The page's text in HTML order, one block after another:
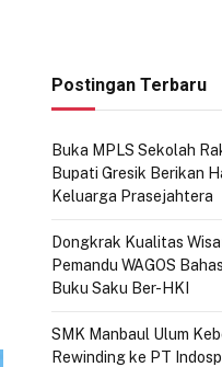
Postingan Terbaru
Buka MPLS Sekolah
Bupati Gresik Berikan
Keluarga Prasejahtera
Dongkrak Kualitas
Pemandu WAGOS
Buku Saku Ber-HKI
SMK Manbaul Ulum
Rewinding ke PT